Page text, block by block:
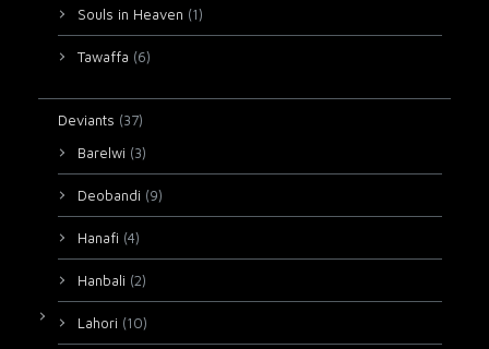
Souls in Heaven (1)
Tawaffa (6)
Deviants (37)
Barelwi (3)
Deobandi (9)
Hanafi (4)
Hanbali (2)
Lahori (10)